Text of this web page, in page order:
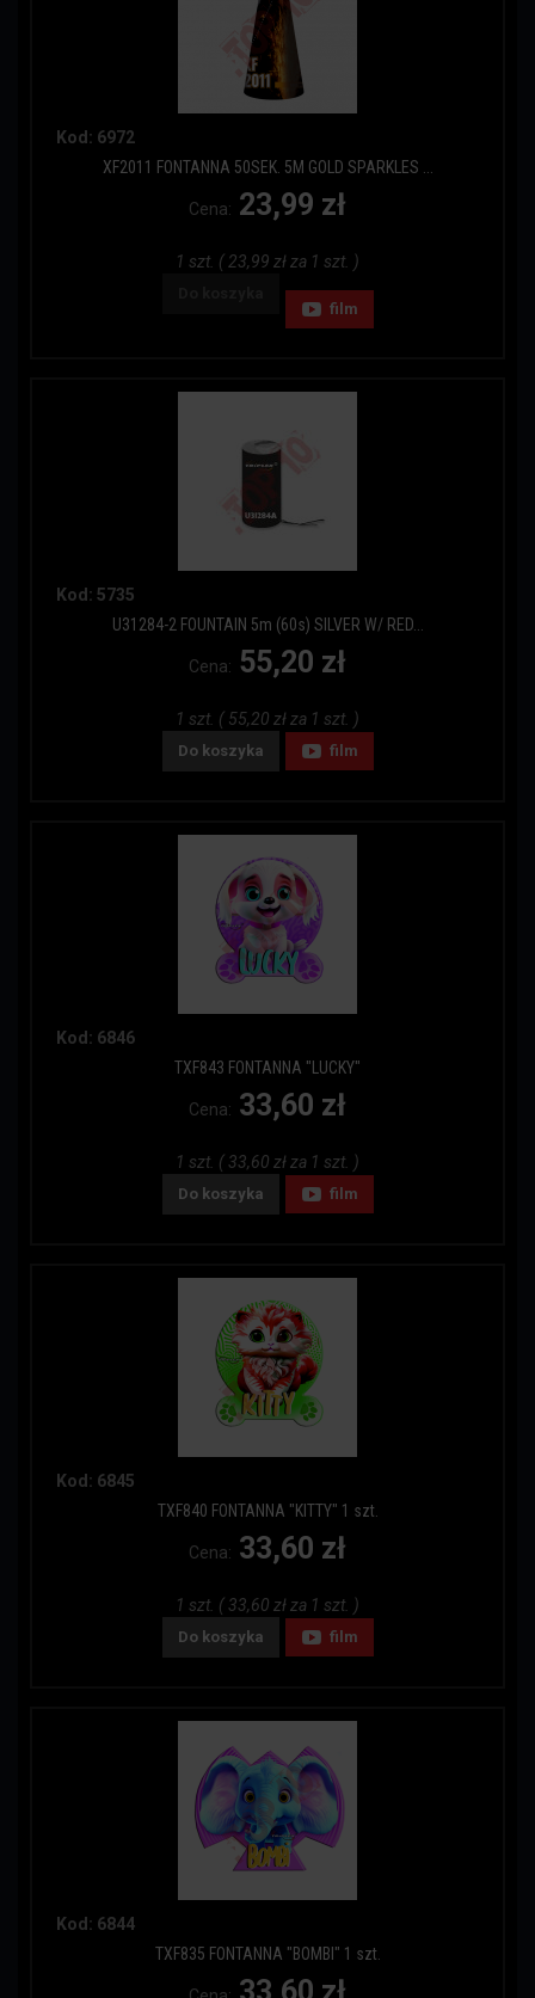
Kod: 6972
XF2011 FONTANNA 50SEK. 5M GOLD SPARKLES ...
Cena: 23,99 zł
1 szt. ( 23,99 zł za 1 szt. )
film
Kod: 5735
U31284-2 FOUNTAIN 5m (60s) SILVER W/ RED...
Cena: 55,20 zł
1 szt. ( 55,20 zł za 1 szt. )
Do koszyka film
Kod: 6846
TXF843 FONTANNA "LUCKY"
Cena: 33,60 zł
1 szt. ( 33,60 zł za 1 szt. )
Do koszyka film
Kod: 6845
TXF840 FONTANNA "KITTY" 1 szt.
Cena: 33,60 zł
1 szt. ( 33,60 zł za 1 szt. )
Do koszyka film
Kod: 6844
TXF835 FONTANNA "BOMBI" 1 szt.